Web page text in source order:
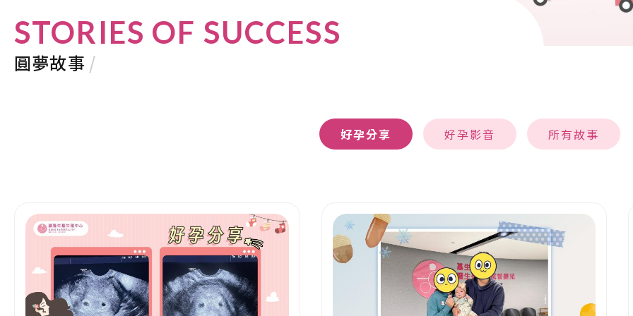
STORIES OF SUCCESS
圓夢故事 /
好孕分享 好孕影音 所有故事